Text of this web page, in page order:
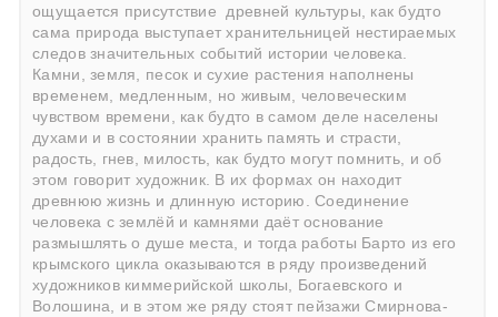
ощущается присутствие
древней культуры, как будто
сама природа выступает хранительницей нестираемых
следов значительных событий истории человека.
Камни, земля, песок и сухие растения наполнены
временем, медленным, но живым, человеческим
чувством времени, как будто в самом деле населены
духами и в состоянии хранить память и страсти,
радость, гнев, милость, как будто могут помнить, и об
этом говорит художник. В их формах он находит
древнюю жизнь и длинную историю. Соединение
человека с землёй и камнями даёт основание
размышлять о душе места, и тогда работы Барто из его
крымского цикла оказываются в ряду произведений
художников киммерийской школы, Богаевского и
Волошина, и в этом же ряду стоят пейзажи Смирнова-